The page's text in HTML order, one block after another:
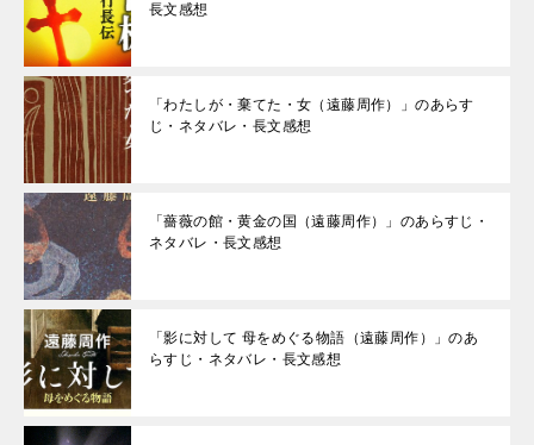
長文感想
「わたしが・棄てた・女（遠藤周作）」のあらす
じ・ネタバレ・長文感想
「薔薇の館・黄金の国（遠藤周作）」のあらすじ・
ネタバレ・長文感想
「影に対して 母をめぐる物語（遠藤周作）」のあ
らすじ・ネタバレ・長文感想